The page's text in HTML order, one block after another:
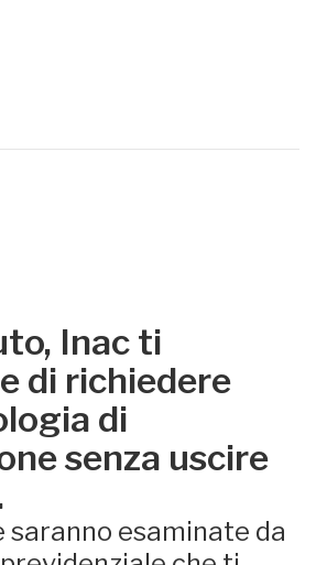
Inac ti
di richiedere
di
senza uscire
saranno esaminate da